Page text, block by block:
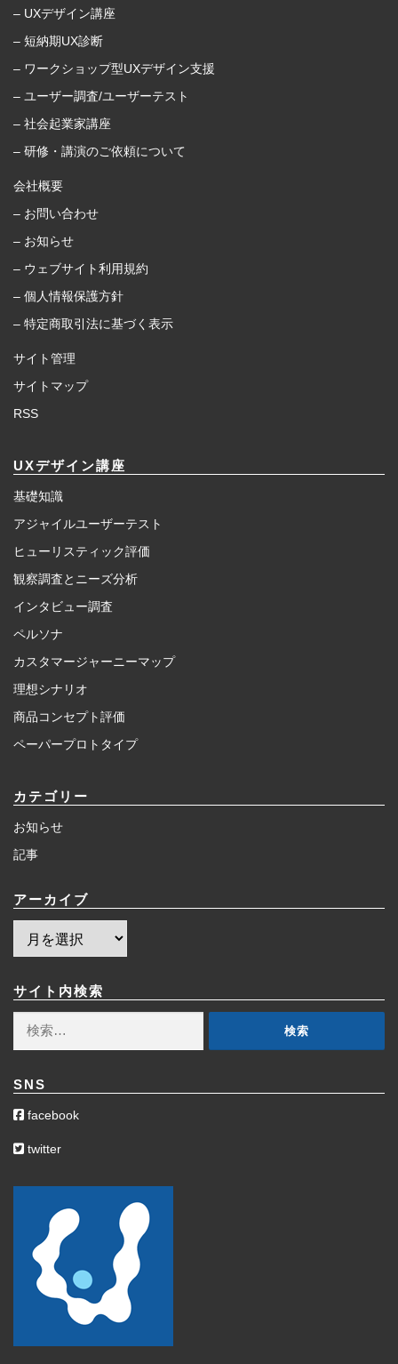
– UXデザイン講座
– 短納期UX診断
– ワークショップ型UXデザイン支援
– ユーザー調査/ユーザーテスト
– 社会起業家講座
– 研修・講演のご依頼について
会社概要
– お問い合わせ
– お知らせ
– ウェブサイト利用規約
– 個人情報保護方針
– 特定商取引法に基づく表示
サイト管理
サイトマップ
RSS
UXデザイン講座
基礎知識
アジャイルユーザーテスト
ヒューリスティック評価
観察調査とニーズ分析
インタビュー調査
ペルソナ
カスタマージャーニーマップ
理想シナリオ
商品コンセプト評価
ペーパープロトタイプ
カテゴリー
お知らせ
記事
アーカイブ
イ
ブ
サイト内検索
SNS
facebook
twitter